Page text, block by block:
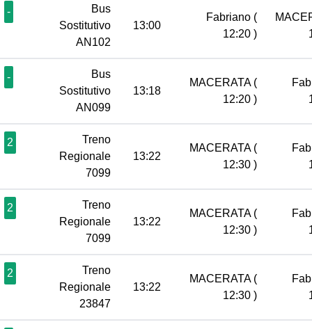
-
Bus
Sostitutivo
AN102
13:00
Fabriano (
12:20 )
-
Bus
Sostitutivo
AN099
13:18
MACERATA (
12:20 )
2
Treno
Regionale
7099
13:22
MACERATA (
12:30 )
2
Treno
Regionale
7099
13:22
MACERATA (
12:30 )
2
Treno
Regionale
23847
13:22
MACERATA (
12:30 )